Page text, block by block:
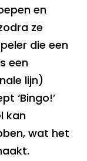
en
ze
die een
een
lijn)
‘Bingo!’
kan
wat het